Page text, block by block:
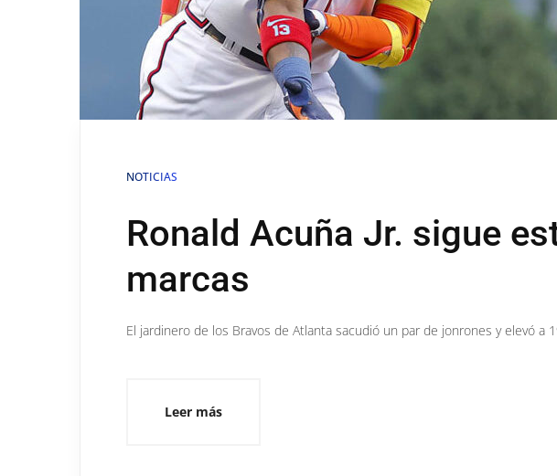
NOTICIAS
Ronald Acuña Jr. sigue
marcas
El jardinero de los Bravos de Atlanta sacudió un par de jonrones y elevó a
Leer más